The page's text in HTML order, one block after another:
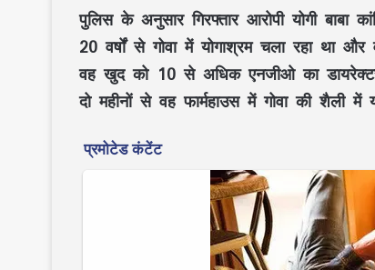
पुलिस के अनुसार गिरफ्तार आरोपी योगी
20 वर्षों से गोवा में योगाश्रम चला रहा था और
वह खुद को 10 से अधिक एनजीओ का
दो महीनों से वह फार्महाउस में गोवा की शैली में